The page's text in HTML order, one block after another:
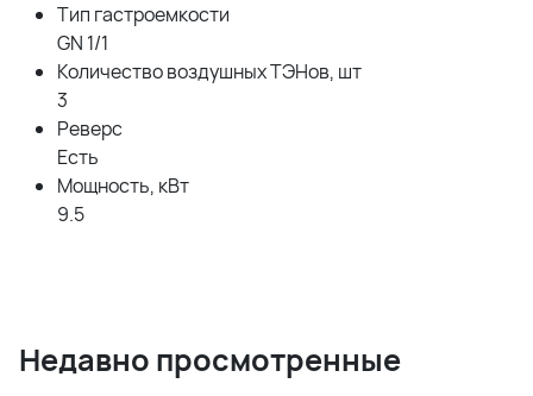
Тип гастроемкости
GN 1/1
Количество воздушных ТЭНов, шт
3
Реверс
Есть
Мощность, кВт
9.5
Недавно просмотренные